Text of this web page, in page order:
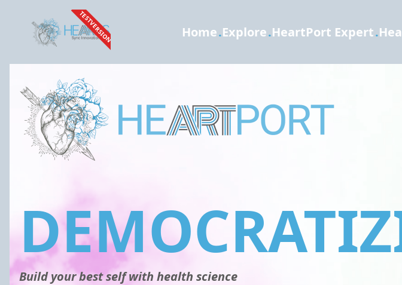
TESTVERSION Home.Explore.HeartPort Expert.
Build your best self with health science